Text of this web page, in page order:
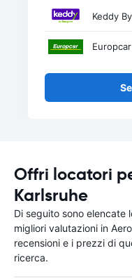
Keddy
Europcar
Offri locatori
Karlsruhe
Di seguito sono elencate
migliori valutazioni in
recensioni e i prezzi di
ricerca.